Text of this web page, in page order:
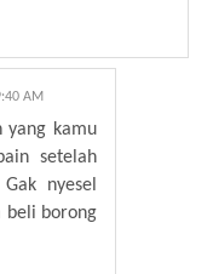
AM
yang kamu
setelah
nyesel
beli borong